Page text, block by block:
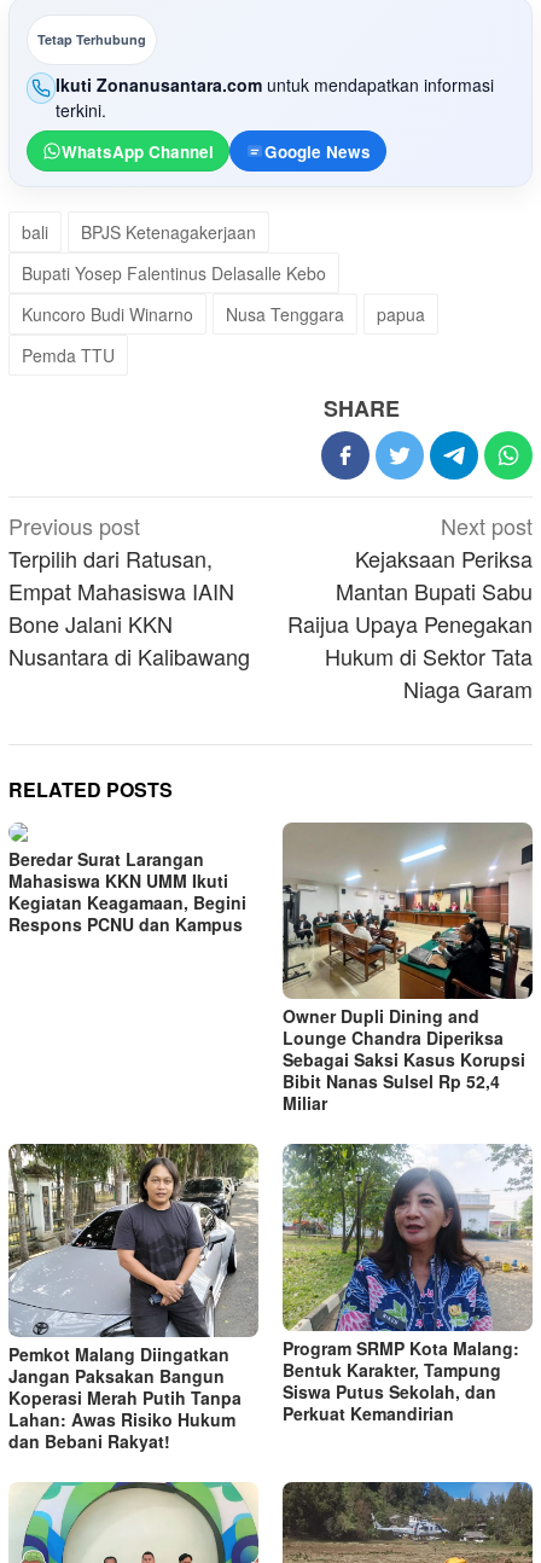
Tetap Terhubung
Ikuti Zonanusantara.com untuk mendapatkan informasi
terkini.
WhatsApp Channel Google News
bali
BPJS Ketenagakerjaan
Bupati Yosep Falentinus Delasalle Kebo
Kuncoro Budi Winarno
Nusa Tenggara
papua
Pemda TTU
SHARE
Post
navigation
Previous post
Terpilih dari Ratusan,
Empat Mahasiswa IAIN
Bone Jalani KKN
Nusantara di Kalibawang
Next post
Kejaksaan Periksa
Mantan Bupati Sabu
Raijua Upaya Penegakan
Hukum di Sektor Tata
Niaga Garam
RELATED POSTS
Beredar Surat Larangan
Mahasiswa KKN UMM Ikuti
Kegiatan Keagamaan, Begini
Respons PCNU dan Kampus
Owner Dupli Dining and
Lounge Chandra Diperiksa
Sebagai Saksi Kasus Korupsi
Bibit Nanas Sulsel Rp 52,4
Miliar
Pemkot Malang Diingatkan
Jangan Paksakan Bangun
Koperasi Merah Putih Tanpa
Lahan: Awas Risiko Hukum
dan Bebani Rakyat!
Program SRMP Kota Malang:
Bentuk Karakter, Tampung
Siswa Putus Sekolah, dan
Perkuat Kemandirian